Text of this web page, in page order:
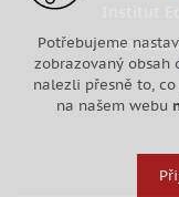
Institut
Potřebujeme
zobrazovaný obsah
nalezli přesně to,
na našem webu